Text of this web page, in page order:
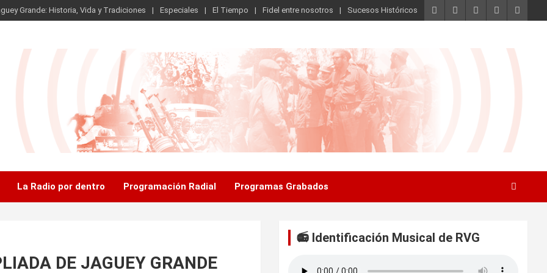
Grande: Historia, Vida y Tradiciones Especiales El Tiempo Fidel entre nosotros Sucesos Históricos
La Radio por dentro Programación Radial Programas Grabados
DE JAGUEY GRANDE
📻 Identificación Musical de RVG